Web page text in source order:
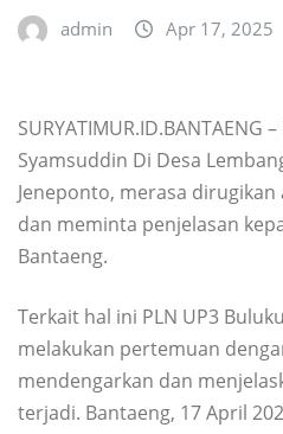
admin Apr 17, 2025
SURYATIMUR.ID.BANTAENG
Syamsuddin Di Desa
Jeneponto, merasa
dan meminta penjelasan
Bantaeng.
Terkait hal ini PLN UP3
melakukan pertemuan
mendengarkan dan
terjadi. Bantaeng, 17 April